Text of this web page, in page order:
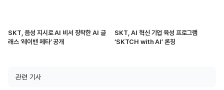
SKT, 음성 지시로 AI 비서 장착한 AI 글
래스 ‘레이밴 메타’ 공개
SKT, AI 혁신 기업 육성 프로그램
‘SKTCH with AI’ 론칭
관련 기사